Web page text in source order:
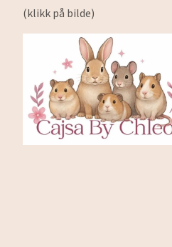
(klikk på bilde)